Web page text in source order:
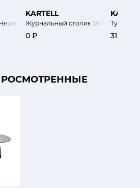
несет стол
KARTELL
Журнальный столик Эл Вуд
0 ₽
Тумба-
31 900 ₽